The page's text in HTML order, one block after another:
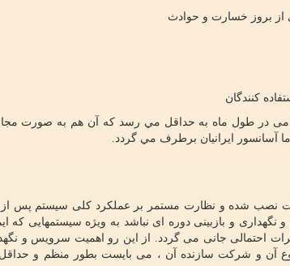
بروز خسارت و حوادث
کنندگان
در طول ماه به حداقل مي رسد كه آن هم به صورت
ایرانیان برطرف مي گردد.
نصب شده و نظارت مستمر بر عملکرد کلی سیستم پس
و بازبینی دوره ای نباشد به ویژه سیستمهایی که
احتمالی جانی می گردد. از این رو اهمیت سرویس و
آن و شرکت سازنده آن ، می بایست بطور منظم و حداقل